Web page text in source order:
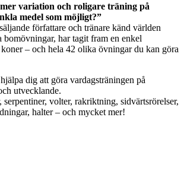
variation och roligare träning på
medel som möjligt?”
författare och tränare känd världen
bomövningar, har tagit fram en enkel
– och hela 42 olika övningar du kan göra
dig att göra vardagsträningen på
utvecklande.
serpentiner, volter, rakriktning, sidvärtsrörelser,
halter – och mycket mer!